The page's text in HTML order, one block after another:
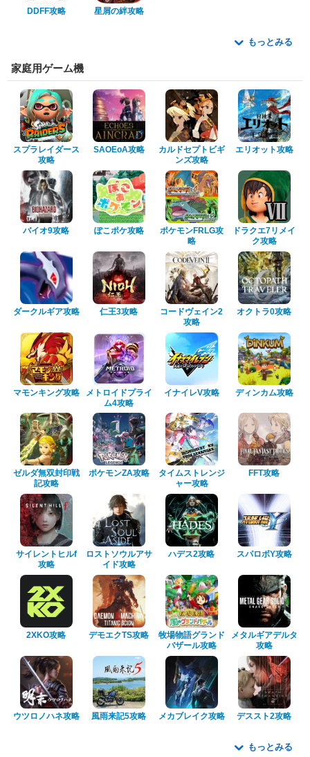
DDFF攻略 星屑の絆攻略
もっとみる
家庭用ゲーム機
スプラレイダース
攻略
SAOEoA攻略
カルドセプトビギ
ンズ攻略
エリオット攻略
バイオ9攻略 ぽこポケ攻略
ポケモンFRLG攻
略
ドラクエ7リメイ
ク攻略
ダークルギア攻略 仁王3攻略
コードヴェイン2
攻略
オクトラ0攻略
マモンキング攻略
メトロイドプライ
ム4攻略
イナイレV攻略 ディンカム攻略
ゼルダ無双封印戦
記攻略
ポケモンZA攻略
タイムストレンジ
ャー攻略
FFT攻略
サイレントヒルf
攻略
ロストソウルアサ
イド攻略
ハデス2攻略 スパロボY攻略
2XKO攻略 デモエクTS攻略
牧場物語グランド
バザール攻略
メタルギアデルタ
攻略
ウツロノハネ攻略 風雨来記5攻略 メカブレイク攻略 デススト2攻略
もっとみる